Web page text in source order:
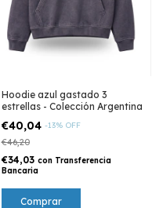
Hoodie azul gastado 3
estrellas - Colección Argentina
€40,04 -13% OFF
€46,20
€34,03 con Transferencia
Bancaria
Comprar